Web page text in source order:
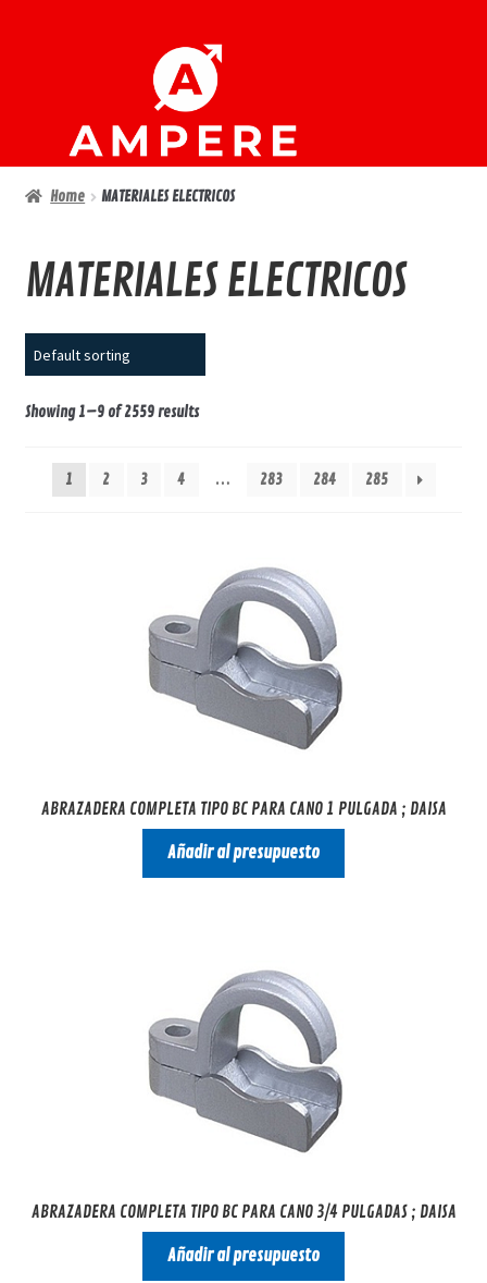
navegación
Home MATERIALES ELECTRICOS
MATERIALES ELECTRICOS
Showing 1–9 of 2559 results
1 2 3 4 … 283 284 285
ABRAZADERA COMPLETA TIPO BC PARA CANO 1 PULGADA ; DAISA
Añadir al presupuesto
ABRAZADERA COMPLETA TIPO BC PARA CANO 3/4 PULGADAS ; DAISA
Añadir al presupuesto